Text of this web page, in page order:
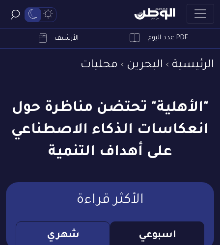
PDF عدد اليوم الأرشيف
الرئيسية البحرين محليات
"الأهلية" تحتضن مناظرة حول
انعكاسات الذكاء الاصطناعي
على أهداف التنمية
الأكثر قراءة
اسبوعي شهري